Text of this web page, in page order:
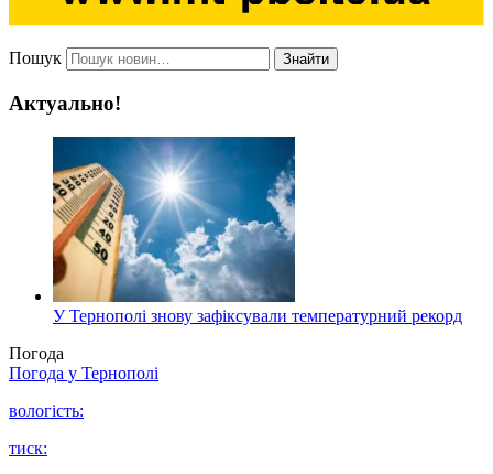
Пошук Знайти
Актуально!
У Тернополі знову зафіксували температурний рекорд
Погода
Погода у Тернополі
вологість:
тиск: